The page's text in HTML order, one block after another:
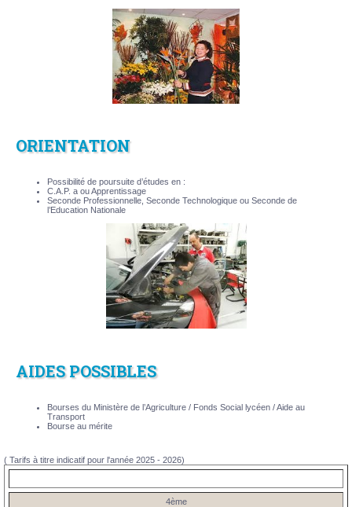
ORIENTATION
Possibilité de poursuite d’études en :
C.A.P. a ou Apprentissage
Seconde Professionnelle, Seconde Technologique ou Seconde de
l’Education Nationale
AIDES POSSIBLES
Bourses du Ministère de l’Agriculture / Fonds Social lycéen / Aide au
Transport
Bourse au mérite
( Tarifs à titre indicatif pour l'année 2025 - 2026)
4ème